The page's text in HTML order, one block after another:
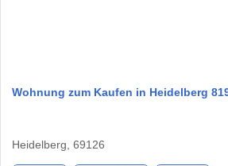
Wohnung zum Kaufen in Heidelberg
Heidelberg, 69126